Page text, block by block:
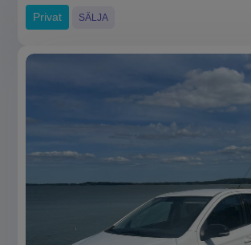
Privat SÄLJA